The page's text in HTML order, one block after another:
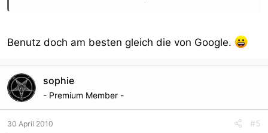
Benutz doch am besten gleich die von Google.
sophie
- Premium Member -
30 April 2010 #5